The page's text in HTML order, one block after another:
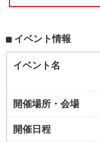
イベント情報
イベント名
開催場所・会場
開催日程